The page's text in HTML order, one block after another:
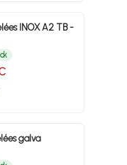
INOX A2 TB -
galva